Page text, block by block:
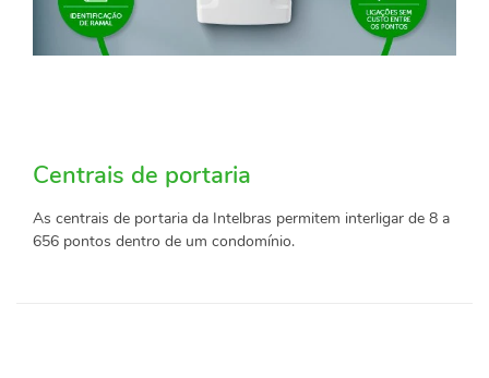
Centrais de portaria
As centrais de portaria da Intelbras permitem interligar de 8 a
656 pontos dentro de um condomínio.